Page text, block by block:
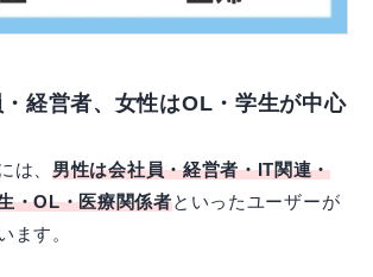
経営者、女性はOL・学生が中心
は、 男性は会社員・経営者・IT関連・
・OL・医療関係者といったユーザーが
ます。